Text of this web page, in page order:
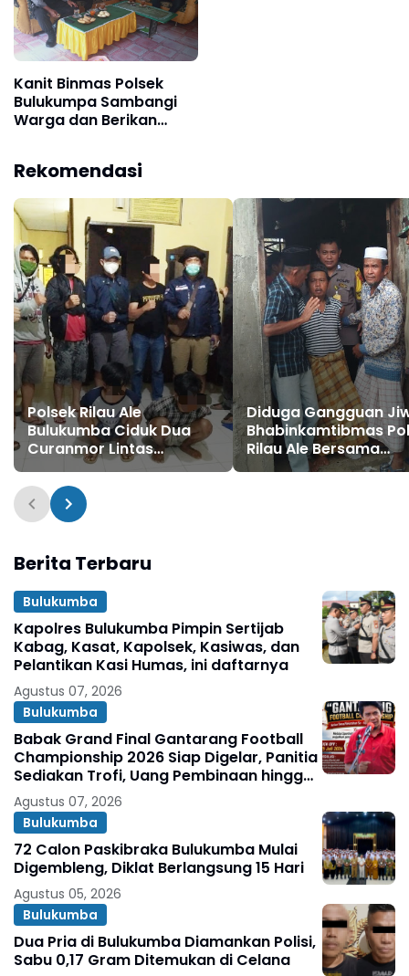
Kanit Binmas Polsek
Bulukumpa Sambangi
Warga dan Berikan
Rekomendasi
Polsek Rilau Ale
Bulukumba Ciduk Dua
Curanmor Lintas
Kabupaten
Diduga Gangguan
Bhabinkamtibmas
Rilau Ale Bersama
Babinsa dan Warga
Berita Terbaru
Bulukumba
Kapolres Bulukumba Pimpin Sertijab
Kabag, Kasat, Kapolsek, Kasiwas, dan
Pelantikan Kasi Humas, ini daftarnya
Agustus 07, 2026
Bulukumba
Babak Grand Final Gantarang Football
Championship 2026 Siap Digelar, Panitia
Sediakan Trofi, Uang Pembinaan hingga
Penghargaan Individu
Agustus 07, 2026
Bulukumba
72 Calon Paskibraka Bulukumba Mulai
Digembleng, Diklat Berlangsung 15 Hari
Agustus 05, 2026
Bulukumba
Dua Pria di Bulukumba Diamankan Polisi,
Sabu 0,17 Gram Ditemukan di Celana